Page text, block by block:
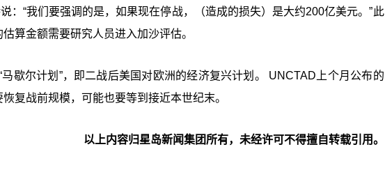
：“我们要强调的是，如果现在停战，（造成的损失）是大约200亿美元。”此
算金额需要研究人员进入加沙评估。
歇尔计划”，即二战后美国对欧洲的经济复兴计划。 UNCTAD上个月公布的
复战前规模，可能也要等到接近本世纪末。
以上内容归星岛新闻集团所有，未经许可不得擅自转载引用。